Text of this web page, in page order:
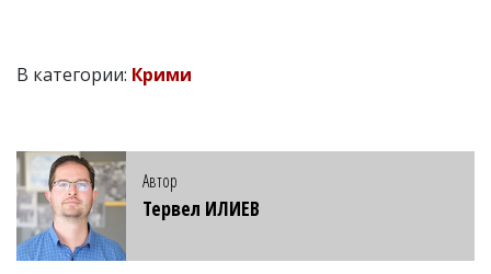
В категории: Крими
Автор
Тервел ИЛИЕВ